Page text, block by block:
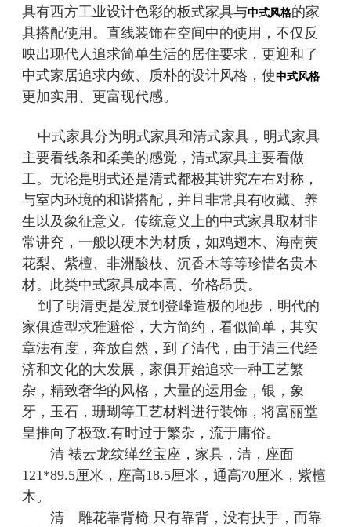
具有西方工业设计色彩的板式家具与中式风格的家
具搭配使用。直线装饰在空间中的使用，不仅反
映出现代人追求简单生活的居住要求，更迎和了
中式家居追求内敛、质朴的设计风格，使中式风格
更加实用、更富现代感。
中式家具分为明式家具和清式家具，明式家具
主要看线条和柔美的感觉，清式家具主要看做
工。无论是明式还是清式都极其讲究左右对称，
与室内环境的和谐搭配，并且非常具有收藏、养
生以及象征意义。传统意义上的中式家具取材非
常讲究，一般以硬木为材质，如鸡翅木、海南黄
花梨、紫檀、非洲酸枝、沉香木等等珍惜名贵木
材。此类中式家具成本高、价格昂贵。
到了明清更是发展到登峰造极的地步，明代的
家俱造型求雅避俗，大方简约，看似简单，其实
章法有度，奔放自然，到了清代，由于清三代经
济和文化的大发展，家俱开始追求一种工艺繁
杂，精致奢华的风格，大量的运用金，银，象
牙，玉石，珊瑚等工艺材料进行装饰，将富丽堂
皇推向了极致.有时过于繁杂，流于庸俗。
清 裱云龙纹缂丝宝座，家具，清，座面
121*89.5厘米，座高18.5厘米，通高70厘米，紫檀
木。
清 雕花靠背椅 只有靠背，没有扶手，而靠